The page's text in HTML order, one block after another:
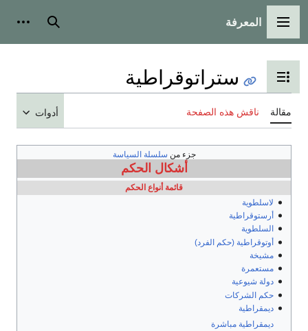
القائمة الرئيسية
المعرفة بحث
تبديل عرض جدول المحتويات
ستراتوقراطية
ناقش هذه الصفحة أدوات
جزء من سلسلة السياسة
أشكال الحكم
قائمة أنواع الحكم
لاسلطوية
أرستوقراطية
السلطوية
أوتوقراطية (حكم الفرد)
مشيخة
مستعمرة
دولة شيوعية
حكم الشركات
ديمقراطية
ديمقراطية مباشرة